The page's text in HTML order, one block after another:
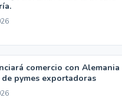
comercio con Alemania
de pymes exportadoras